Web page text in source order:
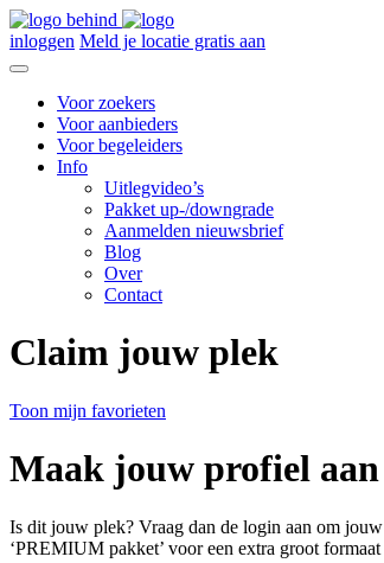
inloggen Meld je locatie gratis aan
Voor zoekers
Voor aanbieders
Voor begeleiders
Info
Uitlegvideo’s
Pakket up-/downgrade
Aanmelden nieuwsbrief
Blog
Over
Contact
Claim jouw plek
Toon mijn favorieten
Maak jouw profiel aan
Is dit jouw plek? Vraag dan de login aan om
‘PREMIUM pakket’ voor een extra groot formaat